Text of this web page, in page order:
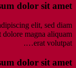
dolor sit amet
elit, sed diam
magna aliquam
erat volutpat….
dolor sit amet